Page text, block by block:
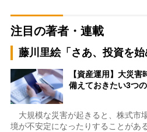
注目の著者・連載
藤川里絵「さあ、投資を始
【資産運用】大災
備えておきたい3つ
大規模な災害が起きると、株式市
境が不安定になったりすることがあ